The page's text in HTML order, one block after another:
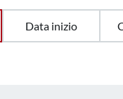
Data inizio